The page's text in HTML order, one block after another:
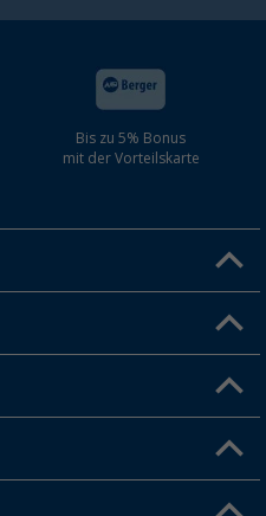
Bis zu 5% Bonus
mit der Vorteilskarte